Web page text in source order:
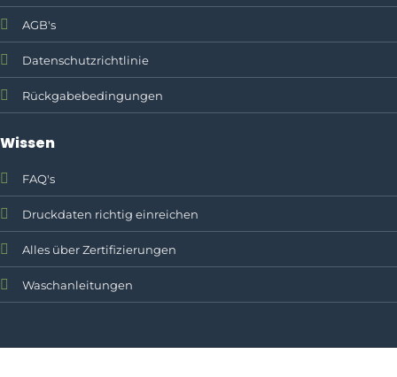
AGB's
Datenschutzrichtlinie
Rückgabebedingungen
Wissen
FAQ's
Druckdaten richtig einreichen
Alles über Zertifizierungen
Waschanleitungen